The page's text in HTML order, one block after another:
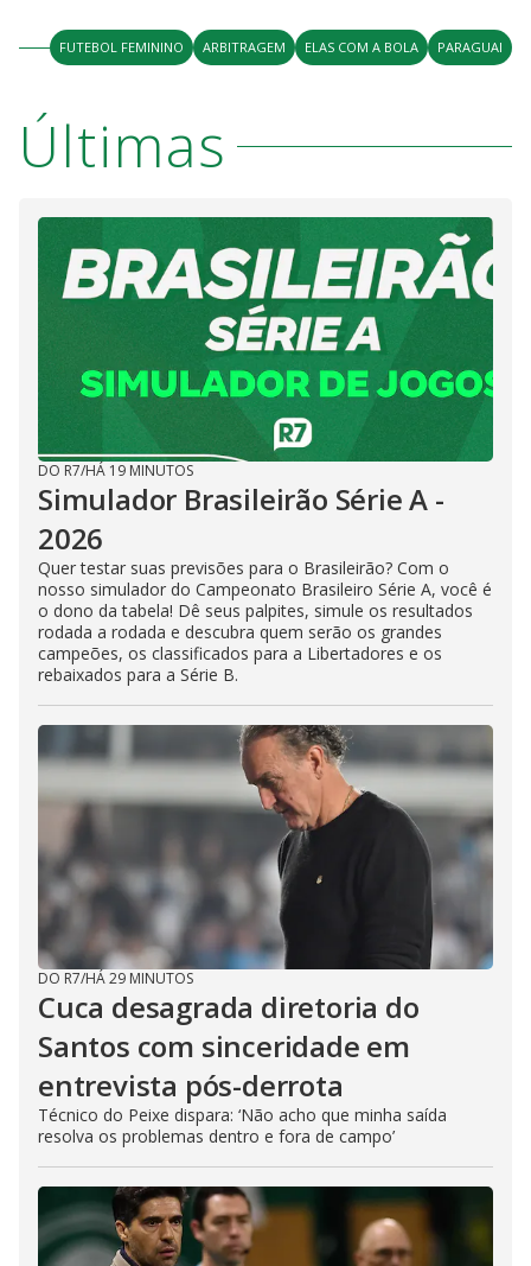
FUTEBOL FEMININO ARBITRAGEM ELAS COM A BOLA PARAGUAI
Últimas
DO R7/HÁ 19 MINUTOS
Simulador Brasileirão Série A -
2026
Quer testar suas previsões para o Brasileirão? Com o
nosso simulador do Campeonato Brasileiro Série A, você é
o dono da tabela! Dê seus palpites, simule os resultados
rodada a rodada e descubra quem serão os grandes
campeões, os classificados para a Libertadores e os
rebaixados para a Série B.
DO R7/HÁ 29 MINUTOS
Cuca desagrada diretoria do
Santos com sinceridade em
entrevista pós-derrota
Técnico do Peixe dispara: ‘Não acho que minha saída
resolva os problemas dentro e fora de campo’